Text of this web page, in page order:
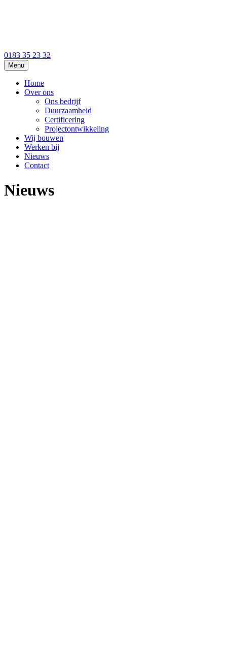
0183 35 23 32
Menu
Home
Over ons
Ons bedrijf
Duurzaamheid
Certificering
Projectontwikkeling
Wij bouwen
Werken bij
Nieuws
Contact
Nieuws